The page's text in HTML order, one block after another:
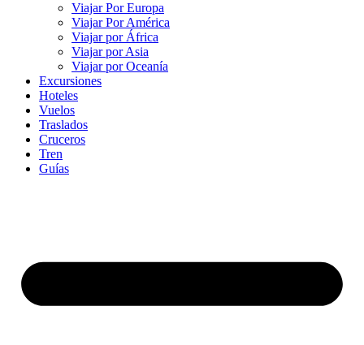
Viajar Por Europa
Viajar Por América
Viajar por África
Viajar por Asia
Viajar por Oceanía
Excursiones
Hoteles
Vuelos
Traslados
Cruceros
Tren
Guías